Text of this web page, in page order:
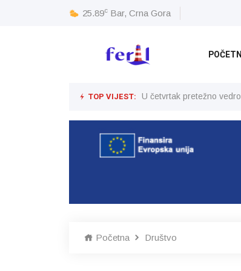
25.89c Bar, Crna Gora
TOP VIJEST: U četvrtak pretežno
Početna Društvo